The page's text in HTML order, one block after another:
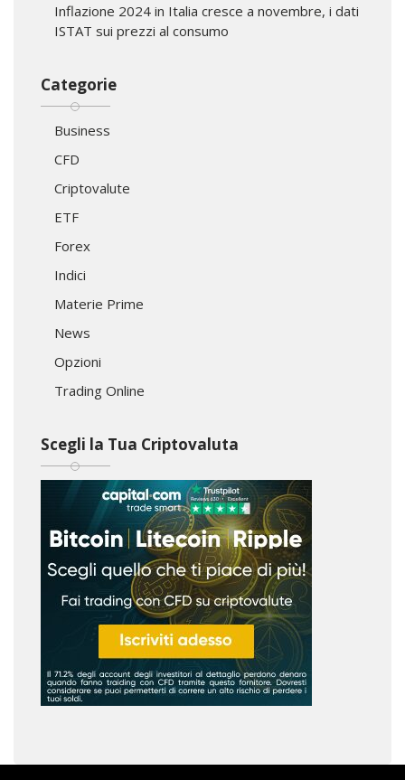
Inflazione 2024 in Italia cresce a novembre, i dati
ISTAT sui prezzi al consumo
Categorie
Business
CFD
Criptovalute
ETF
Forex
Indici
Materie Prime
News
Opzioni
Trading Online
Scegli la Tua Criptovaluta